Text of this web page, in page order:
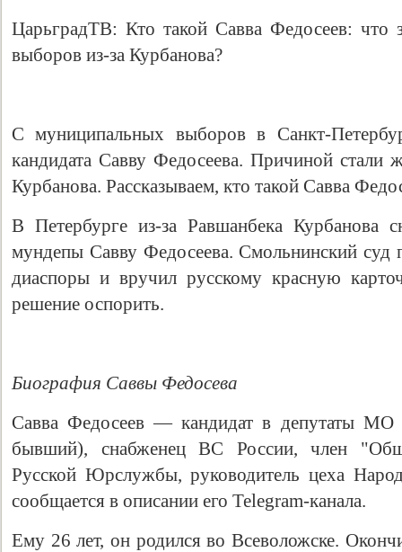
ЦарьградТВ: Кто такой Савва Федосеев: что
выборов из-за Курбанова?
С муниципальных выборов в Санкт-
кандидата Савву Федосеева. Причиной стали
Курбанова. Рассказываем, кто такой Савва
В Петербурге из-за Равшанбека Курбанова
мундепы Савву Федосеева. Смольнинский суд
диаспоры и вручил русскому красную
решение оспорить.
Биография Саввы Федосева
Савва Федосеев — кандидат в депутаты
бывший), снабженец ВС России, член
Русской Юрслужбы, руководитель цеха
сообщается в описании его Telegram-канала.
Ему 26 лет, он родился во Всеволожске.